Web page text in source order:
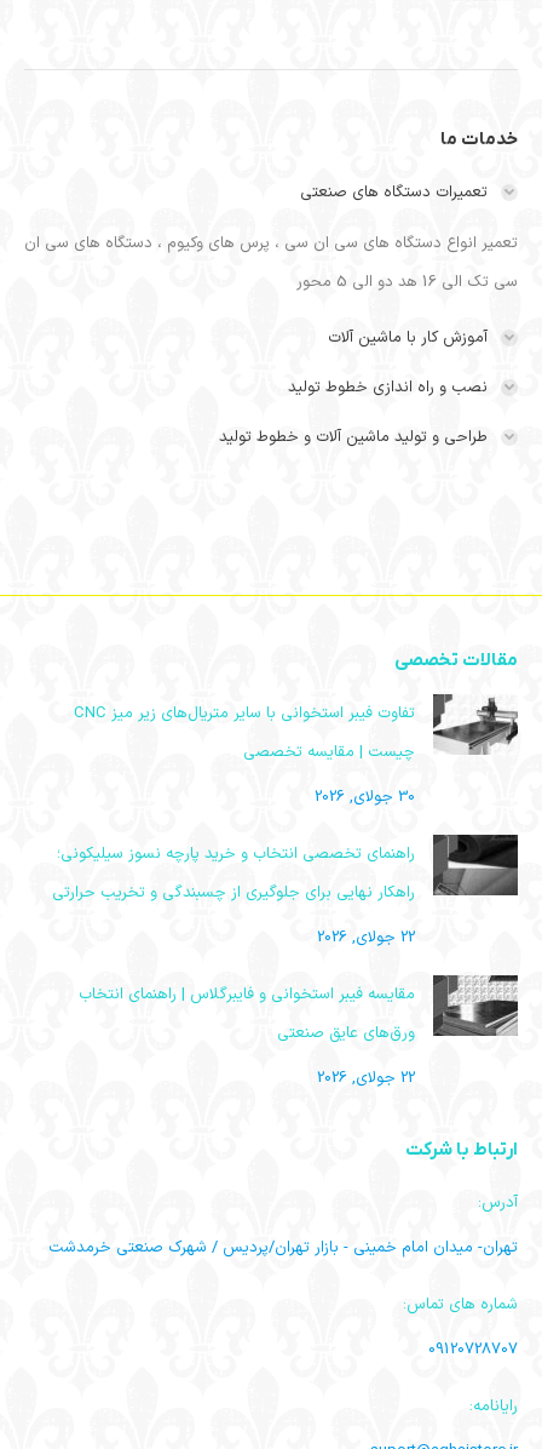
خدمات ما
تعمیرات دستگاه های صنعتی
تعمیر انواع دستگاه های سی ان سی ، پرس های وکیوم ، دستگاه های سی ان
سی تک الی 16 هد دو الی 5 محور
آموزش کار با ماشین آلات
نصب و راه اندازی خطوط تولید
طراحی و تولید ماشین آلات و خطوط تولید
مقالات تخصصی
تفاوت فیبر استخوانی با سایر متریال‌های زیر میز CNC
چیست | مقایسه تخصصی
30 جولای, 2026
راهنمای تخصصی انتخاب و خرید پارچه نسوز سیلیکونی؛
راهکار نهایی برای جلوگیری از چسبندگی و تخریب حرارتی
22 جولای, 2026
مقایسه فیبر استخوانی و فایبرگلاس | راهنمای انتخاب
ورق‌های عایق صنعتی
22 جولای, 2026
ارتباط با شرکت
آدرس:
تهران- میدان امام خمینی - بازار تهران/پردیس / شهرک صنعتی خرمدشت
شماره های تماس:
09120728707
رایانامه: